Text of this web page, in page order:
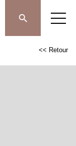
<< Retour